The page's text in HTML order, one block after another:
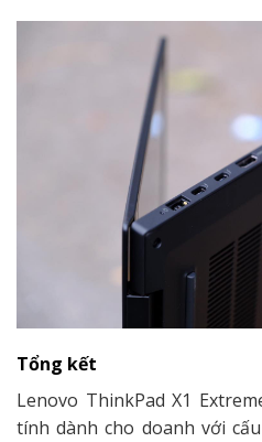
Tổng kết
Lenovo ThinkPad X1
tính dành cho doanh với